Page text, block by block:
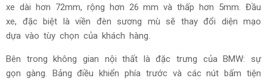
xe dài hơn 72mm, rộng hơn 26 mm và thấp hơn 5mm. Đầu
xe, đặc biệt là viền đèn sương mù sẽ thay đổi diện mạo
dựa vào tùy chọn của khách hàng.
Bên trong không gian nội thất là đặc trưng của BMW: sự
gọn gàng. Bảng điều khiển phía trước và các nút bấm tiện